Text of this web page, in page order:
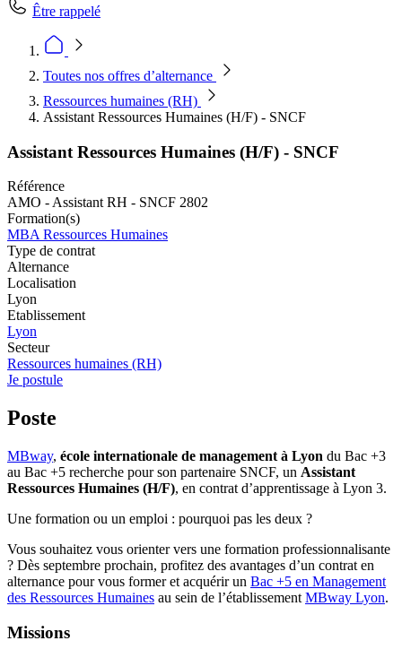
Être rappelé
Toutes nos offres d’alternance
Ressources humaines (RH)
Assistant Ressources Humaines (H/F) - SNCF
Assistant Ressources Humaines (H/F) - SNCF
Référence
AMO - Assistant RH - SNCF 2802
Formation(s)
MBA Ressources Humaines
Type de contrat
Alternance
Localisation
Lyon
Etablissement
Lyon
Secteur
Ressources humaines (RH)
Je postule
Poste
MBway, école internationale de management à Lyon du Bac +3
au Bac +5 recherche pour son partenaire SNCF, un Assistant
Ressources Humaines (H/F), en contrat d’apprentissage à Lyon 3.
Une formation ou un emploi : pourquoi pas les deux ?
Vous souhaitez vous orienter vers une formation professionnalisante
? Dès septembre prochain, profitez des avantages d’un contrat en
alternance pour vous former et acquérir un Bac +5 en Management
des Ressources Humaines au sein de l’établissement MBway Lyon.
Missions